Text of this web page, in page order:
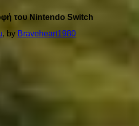
του Nintendo Switch
, by Braveheart1980